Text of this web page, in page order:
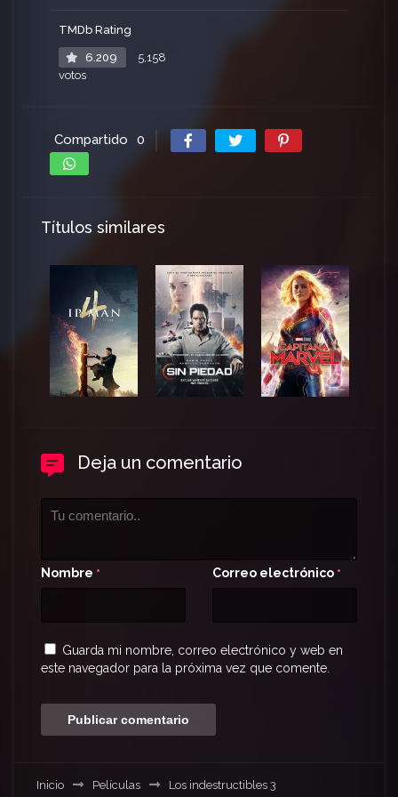
TMDb Rating
6.209
5,158
votos
Compartido 0
Títulos similares
Deja un comentario
Nombre * Correo electrónico *
Guarda mi nombre, correo electrónico y web en
este navegador para la próxima vez que comente.
Inicio Películas Los indestructibles 3